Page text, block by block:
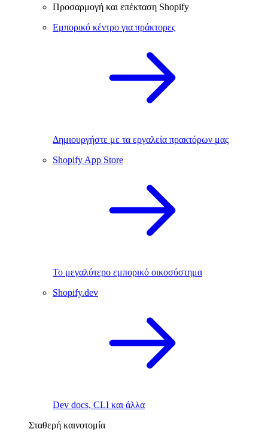
Προσαρμογή και επέκταση Shopify
Εμπορικό κέντρο για πράκτορες
Δημιουργήστε με τα εργαλεία πρακτόρων μας
Shopify App Store
Το μεγαλύτερο εμπορικό οικοσύστημα
Shopify.dev
Dev docs, CLI και άλλα
Σταθερή καινοτομία